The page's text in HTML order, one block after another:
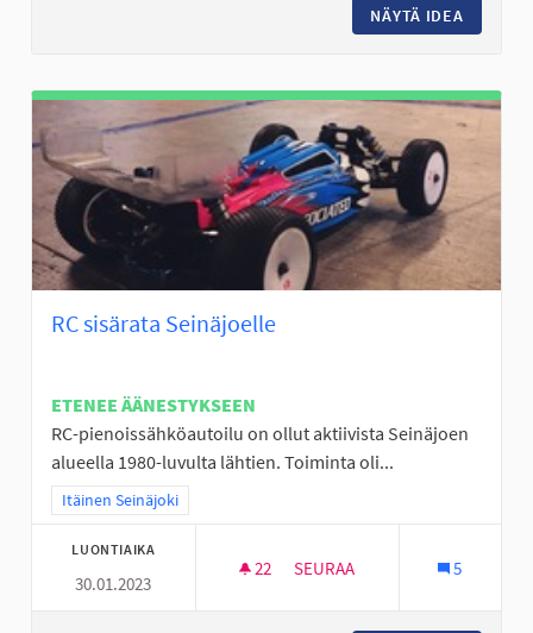
NÄYTÄ IDEA
RC sisärata Seinäjoelle
ETENEE ÄÄNESTYKSEEN
RC-pienoissähköautoilu on ollut aktiivista Seinäjoen
alueella 1980-luvulta lähtien. Toiminta oli...
Rajaa tulokset teeman mukaan: Itäinen Seinäjoki
Itäinen Seinäjoki
LUONTIAIKA
30.01.2023
22 22 SEURAAJAA
SEURAA 5